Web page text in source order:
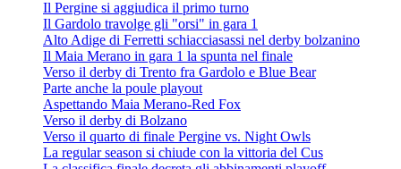
Il Pergine si aggiudica il primo turno
Il Gardolo travolge gli "orsi" in gara 1
Alto Adige di Ferretti schiacciasassi nel derby bolzanino
Il Maia Merano in gara 1 la spunta nel finale
Verso il derby di Trento fra Gardolo e Blue Bear
Parte anche la poule playout
Aspettando Maia Merano-Red Fox
Verso il derby di Bolzano
Verso il quarto di finale Pergine vs. Night Owls
La regular season si chiude con la vittoria del Cus